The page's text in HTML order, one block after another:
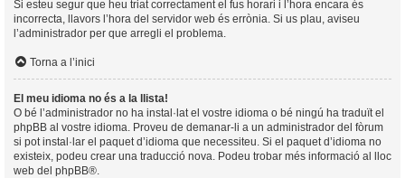
Si esteu segur que heu triat correctament el fus horari i l’hora encara és
incorrecta, llavors l’hora del servidor web és errònia. Si us plau, aviseu
l’administrador per que arregli el problema.
Torna a l’inici
El meu idioma no és a la llista!
O bé l’administrador no ha instal·lat el vostre idioma o bé ningú ha traduït el
phpBB al vostre idioma. Proveu de demanar-li a un administrador del fòrum
si pot instal·lar el paquet d’idioma que necessiteu. Si el paquet d’idioma no
existeix, podeu crear una traducció nova. Podeu trobar més informació al lloc
web del phpBB®.